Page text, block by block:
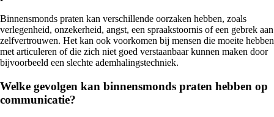
Binnensmonds praten kan verschillende oorzaken hebben, zoals
verlegenheid, onzekerheid, angst, een spraakstoornis of een gebrek aan
zelfvertrouwen. Het kan ook voorkomen bij mensen die moeite hebben
met articuleren of die zich niet goed verstaanbaar kunnen maken door
bijvoorbeeld een slechte ademhalingstechniek.
Welke gevolgen kan binnensmonds praten hebben op
communicatie?